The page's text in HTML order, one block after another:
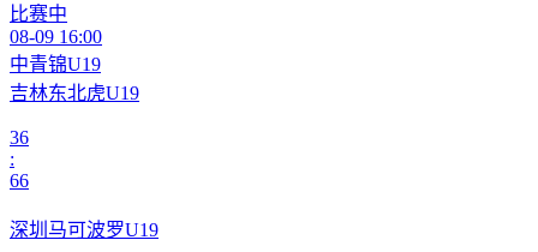
比赛中
08-09 16:00
中青锦U19
吉林东北虎U19
36
:
66
深圳马可波罗U19